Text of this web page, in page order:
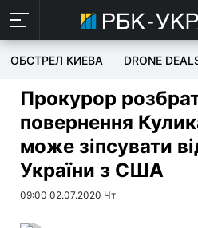
ОБСТРЕЛ КИЕВА DRONE
Прокурор
повернення
може зіпсувати
України з США
09:00 02.07.2020 Чт